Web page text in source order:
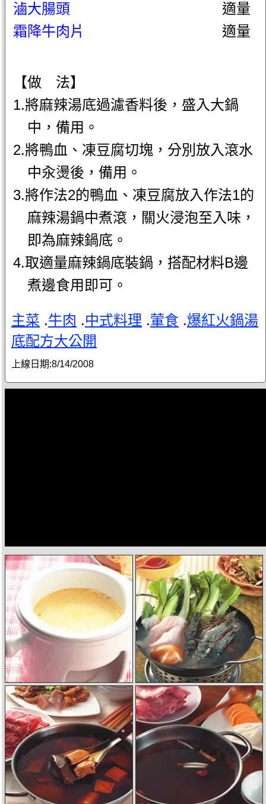
滷大腸頭
適量
霜降牛肉片
適量
【做 法】
1.將麻辣湯底過濾香料後，盛入大鍋
中，備用。
2.將鴨血、凍豆腐切塊，分別放入滾水
中汆燙後，備用。
3.將作法2的鴨血、凍豆腐放入作法1的
麻辣湯鍋中煮滾，關火浸泡至入味，
即為麻辣鍋底。
4.取適量麻辣鍋底裝鍋，搭配材料B邊
煮邊食用即可。
主菜 .牛肉 .中式料理 .葷食 .爆紅火鍋湯
底配方大公開
上線日期:8/14/2008